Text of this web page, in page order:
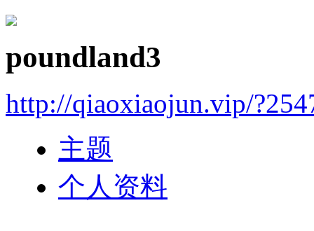
poundland3
http://qiaoxiaojun.vip/
主题
个人资料